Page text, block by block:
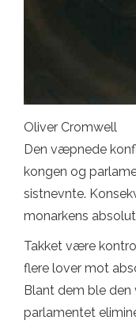
Oliver Cromwell
Den væpnede
kongen og
sistnevnte.
monarkens
Takket være
flere lover mot
Blant dem ble den
parlamentet